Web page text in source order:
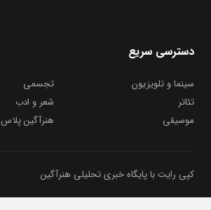
دسترسی سریع
سینما و تلویزیون
تجسمی
تئاتر
شعر و ادب
موسیقی
هنرآگین پلاس
کپی رایت با پایگاه خبری تحلیلی هنرآگین